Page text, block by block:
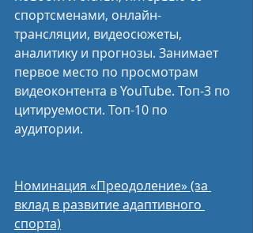
спортсменами, онлайн-
трансляции, видеосюжеты,
аналитику и прогнозы. Занимает
первое место по просмотрам
видеоконтента в YouTube. Топ-3 по
цитируемости. Топ-10 по
аудитории.
Номинация «Преодоление» (за
вклад в развитие адаптивного
спорта)